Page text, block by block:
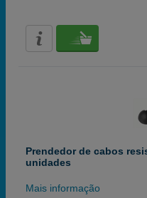
Prendedor de cabos
unidades
Mais informação